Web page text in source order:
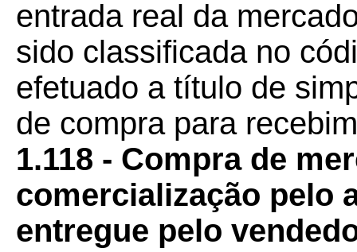
entrada real da
sido classificada no
efetuado a título de
de compra para
1.118 - Compra de
comercialização pelo
entregue pelo